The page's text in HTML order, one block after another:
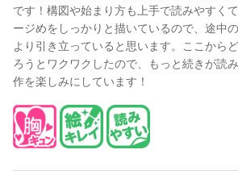
です！構図や始まり方も上手で読みやすく
ージめをしっかりと描いているので、途中
より引き立っていると思います。ここから
ろうとワクワクしたので、もっと続きが読
作を楽しみにしています！